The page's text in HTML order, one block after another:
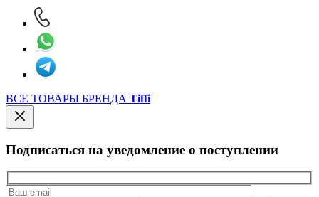
ВСЕ ТОВАРЫ БРЕНДА Tiffi
Подписаться на уведомление о поступлении